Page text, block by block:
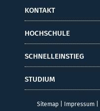
KONTAKT
HOCHSCHULE
SCHNELLEINSTIEG
STUDIUM
Sitemap| Impressum|